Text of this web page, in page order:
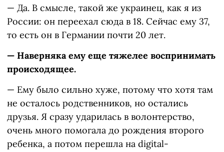
— Да. В смысле, такой же украинец, как я из
России: он переехал сюда в 18. Сейчас ему 37,
то есть он в Германии почти 20 лет.
— Наверняка ему еще тяжелее воспринимать
происходящее.
— Ему было сильно хуже, потому что хотя там
не осталось родственников, но остались
друзья. Я сразу ударилась в волонтерство,
очень много помогала до рождения второго
ребенка, а потом перешла на digital-